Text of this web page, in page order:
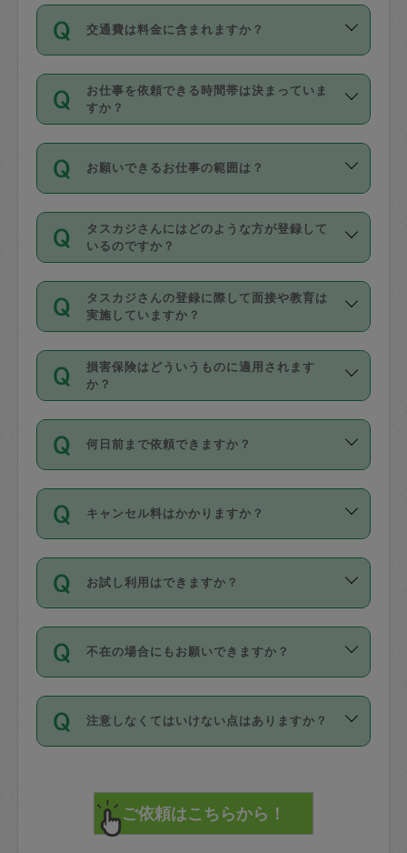
を行う際にご入力ください。プロフィー
ル登録時にはご入力いただかなくても大
丈夫です。
デビットカード・プリペイドカード（Vプ
リカ、au WALLETなど）は支払にはご利
銀行振込や現金払いも対応していませ
なお、タスカジさんの交通費も、依頼料
金のご請求と合わせてお支払いとなりま
動計算で表示されます。
依頼には「スポット」と「定期（毎週｜
隔週）」があり、「定期」の依頼は「ス
ポット」よりお得な料金でご利用できま
す。
定期の最低利用回数は設けていない代わ
りに、一定数を超えたキャンセルは有償
（例：毎週定期の場合は３回以上のキャ
ンセルが有償（1200円、隔週定期の場合
は２回以上のキャンセルが有償（1200
交通費は料金に含まれますか？
交通費は依頼料金とは別途発生し、依頼
料金のご請求と合わせてお支払いとなり
ます。交通費の金額は「依頼の詳細」に
お仕事を依頼できる時間帯は決まっていま
すか？
時間帯は3種類あります。いずれも１回あ
たり３時間です。
・ＡＭ ９時～１２時
・ＰＭ １３時～１６時
・夜 １８時～２１時
開始時間を２時間前後変更することが可
能です。依頼送信後、個別にタスカジさ
んにメッセージを送り調整してくださ
い。ただし、２時間を越えての調整はで
時間も被らない場合、損害保険の対象外
お願いできるお仕事の範囲は？
掃除、整理収納、洗濯、買い物、料理、
作り置きです。タスカジさんによってで
きる仕事の範囲が異なりますので、依頼
する前にタスカジさんのプロフィールで
確認してください。
基本的に、高所での作業や危険作業、屋
外での作業は対象外です。
タスカジさんにはどのような方が登録して
いるのですか？
主婦として長年の家事経験をお持ちの
方、栄養士・調理師といった資格者で保
育園や学校の給食やレストランで料理関
係の専門職に従事されていた方、日本で
すでにハウスキーパーや英語の先生とし
てお仕事をしているフィリピン出身の
社員など様々なバックグラウンドの方が
登録しています。
日本語も話せる方など様々です。
ールに記載していますので、各自の得意
を依頼してください。
タスカジさんの登録に際して面接や教育は
実施していますか？
応募の際に、各自事務局との面接と説明
を行っています。その後、身分証明書の
写真提出をしていただいています。外国
確認しています。タスカジさんトレーニ
ング動画を使ったセルフトレーニングの
現場トライアルを受け、合格したタスカ
ジさんが活動されています。
※テストセンターの講評は１件目のレビュ
参考
【詳細】タスカジさんの登録に際
損害保険はどういうものに適用されます
か？
依頼者とタスカジさんとの間でタスカジ
を通して成立した作業時間内での作業に
適用されます。作業範囲は、掃除、洗
です。作業中に物を壊したり、人にけが
をさせたりした場合が対象で、補償金額
す。
写真を撮り、
詳細FAQ：
損害賠償保険について教えて
何日前まで依頼できますか？
ご依頼は、現在を起点に3日後（72時間
以降）の日時から受付可能となっていま
す。
タスカジさんへ「募集」をかけることが
可能です。
キャンセル料はかかりますか？
キャンセル料には、以下の2種類がありま
す。
1. 直前キャンセル（定期、スポット契約
共通）
72時間を超える※と、以下のキャンセル
料が発生します。
直前キャンセル料：
72時間前〜24時間前＝依頼料金の50%
お試し利用はできますか？
「お試し利用」というメニューはありま
せんが、「一回のみ」依頼を活用するこ
とによって、気に入ったタスカジさんを
まず、条件の合う気になるタスカジさ
みてください。
その後、一番気に入ったタスカジさんに
不在の場合にもお願いできますか？
不在の場合の作業はタスカジさんの同意
が必要です。数回の依頼ののち、タスカ
ジさんと依頼者の間で十分な信頼関係が
てください。
不在時に部屋に入るためにタスカジさん
注意しなくてはいけない点はありますか？
で、必ず鍵のかかるロッカーや金庫に入
れて依頼者の責任の元管理するよう心掛
けてください。